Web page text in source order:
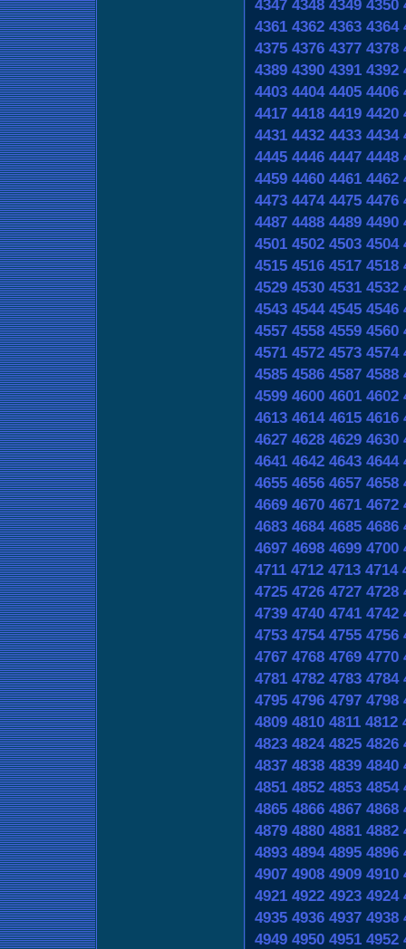
4347 4348 4349 4350
4361 4362 4363 4364
4375 4376 4377 4378
4389 4390 4391 4392
4403 4404 4405 4406
4417 4418 4419 4420
4431 4432 4433 4434
4445 4446 4447 4448
4459 4460 4461 4462
4473 4474 4475 4476
4487 4488 4489 4490
4501 4502 4503 4504
4515 4516 4517 4518
4529 4530 4531 4532
4543 4544 4545 4546
4557 4558 4559 4560
4571 4572 4573 4574
4585 4586 4587 4588
4599 4600 4601 4602
4613 4614 4615 4616
4627 4628 4629 4630
4641 4642 4643 4644
4655 4656 4657 4658
4669 4670 4671 4672
4683 4684 4685 4686
4697 4698 4699 4700
4711 4712 4713 4714
4725 4726 4727 4728
4739 4740 4741 4742
4753 4754 4755 4756
4767 4768 4769 4770
4781 4782 4783 4784
4795 4796 4797 4798
4809 4810 4811 4812
4823 4824 4825 4826
4837 4838 4839 4840
4851 4852 4853 4854
4865 4866 4867 4868
4879 4880 4881 4882
4893 4894 4895 4896
4907 4908 4909 4910
4921 4922 4923 4924
4935 4936 4937 4938
4949 4950 4951 4952